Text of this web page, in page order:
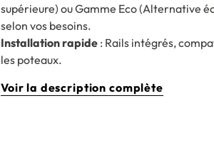
supérieure) ou Gamme Eco (Alternative
selon vos besoins.
Installation rapide : Rails intégrés,
les poteaux.
Voir la description complète